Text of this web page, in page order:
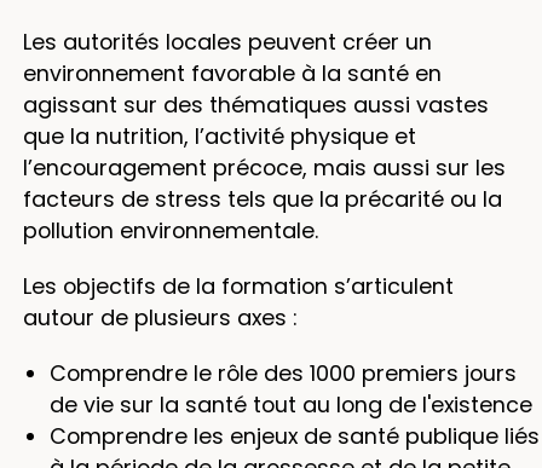
Les autorités locales peuvent créer un
environnement favorable à la santé en
agissant sur des thématiques aussi vastes
que la nutrition, l’activité physique et
l’encouragement précoce, mais aussi sur les
facteurs de stress tels que la précarité ou la
pollution environnementale.
Les objectifs de la formation s’articulent
autour de plusieurs axes :
Comprendre le rôle des 1000 premiers jours
de vie sur la santé tout au long de l'existence
Comprendre les enjeux de santé publique liés